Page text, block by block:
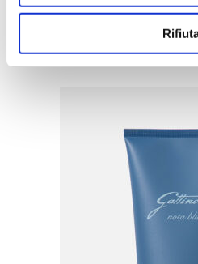
GATTINONI |
PARFUM